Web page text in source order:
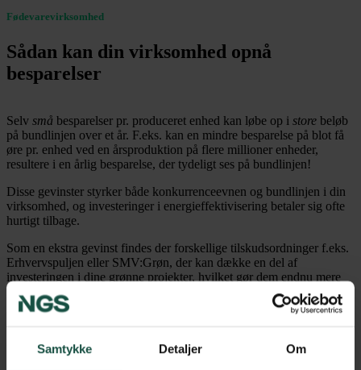
Samtykke Detaljer Om
Fødevarevirksomhed
Sådan kan din virksomhed opnå
besparelser
Selv små besparelser pr. produceret enhed kan løbe op i store beløb
på bundlinjen over et år. F.eks. kan en mindre besparelse på blot få
øre pr. enhed ved en årsproduktion på flere millioner enheder,
resultere i en årlig besparelse, der tydeligt ses på bundlinjen!
Disse gevinster styrker både konkurrenceevnen og bundlinjen i din
virksomhed, og investeringer i energieffektivisering betaler sig ofte
hurtigt tilbage.
Som en ekstra gevinst findes der forskellige tilskudsordninger f.eks.
Erhvervspuljen eller SMV:Grøn, der kan dække en del af
investeringen i dine grønne projekter, hvilket gør dem endnu mere
rentable.
Erhvervspuljen